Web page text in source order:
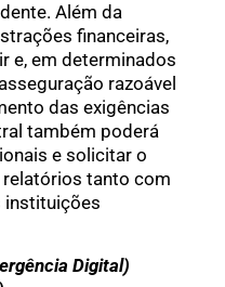
Além da
financeiras,
e, em determinados
razoável
das exigências
também poderá
e solicitar o
tanto com
instituições
Digital)